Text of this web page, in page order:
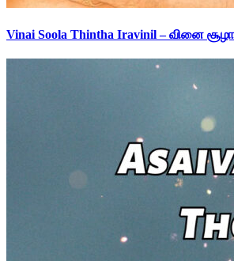
Vinai Soola Thintha Iravinil – வினை